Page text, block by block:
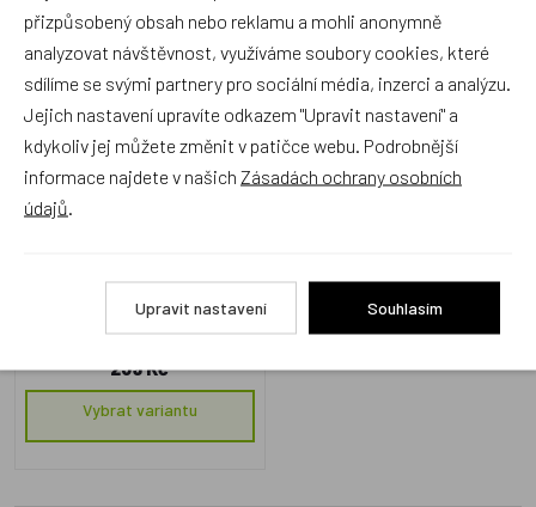
Tričko Mašinka Tomáš
modré s kamarády vel. 86
239 Kč
Vybrat variantu
přizpůsobený obsah nebo reklamu a mohli anonymně
analyzovat návštěvnost, využíváme soubory cookies, které
sdílíme se svými partnery pro sociální média, inzerci a analýzu.
Jejich nastavení upravíte odkazem "Upravit nastavení" a
kdykoliv jej můžete změnit v patičce webu. Podrobnější
informace najdete v našich Zásadách ochrany osobních
údajů
Upravit nastavení Souhlasím